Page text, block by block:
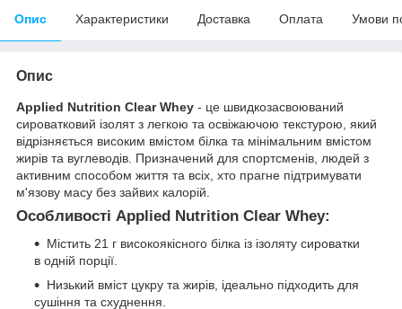
Опис Характеристики Доставка Оплата Умови
Опис
Applied Nutrition Clear Whey - це швидкозасвоюваний
сироватковий ізолят з легкою та освіжаючою текстурою, який
відрізняється високим вмістом білка та мінімальним вмістом
жирів та вуглеводів. Призначений для спортсменів, людей з
активним способом життя та всіх, хто прагне підтримувати
м'язову масу без зайвих калорій.
Особливості Applied Nutrition Clear Whey:
Містить 21 г високоякісного білка із ізоляту сироватки
в одній порції.
Низький вміст цукру та жирів, ідеально підходить для
сушіння та схуднення.